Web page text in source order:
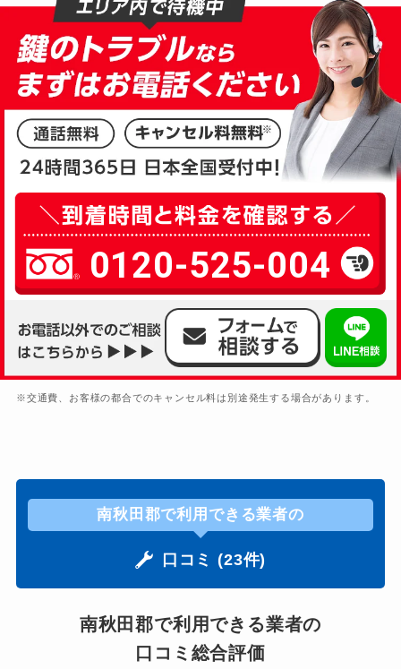
0120-525-004
※交通費、お客様の都合でのキャンセル料は別途発生する場合があります。
南秋田郡で利用できる業者の
口コミ (23件)
南秋田郡で利用できる業者の
口コミ総合評価